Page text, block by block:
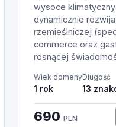
wysoce
dynamicznie
rzemieślniczej
commerce oraz
rosnącej
Wiek domeny
1 rok
Długość
13
690PLN